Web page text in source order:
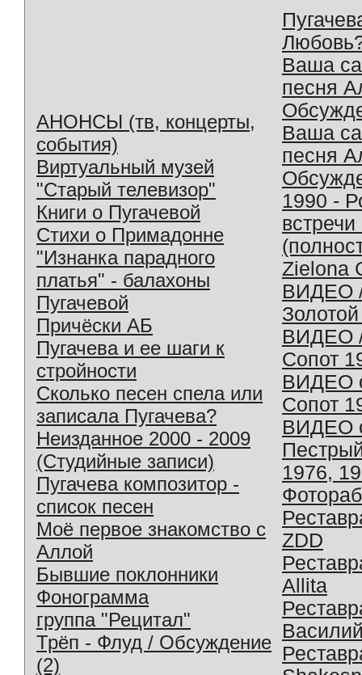
АНОНСЫ (тв, концерты,
события)
Виртуальный музей
"Старый телевизор"
Книги о Пугачевой
Стихи о Примадонне
"Изнанка парадного
платья" - балахоны
Пугачевой
Причёски АБ
Пугачева и ее шаги к
стройности
Сколько песен спела или
записала Пугачева?
Неизданное 2000 - 2009
(Студийные записи)
Пугачева композитор -
список песен
Моё первое знакомство с
Аллой
Бывшие поклонники
Фонограмма
группа "Рецитал"
Трёп - Флуд / Обсуждение
(2)
Ваша
песня
Ваша
песня
1990 -
Zielona
ВИДЕО
ВИДЕО
Сопот
ВИДЕО
Сопот
ВИДЕО
1976,
ZDD
Allita